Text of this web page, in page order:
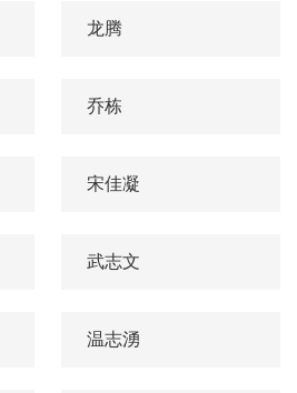
龙腾
乔栋
宋佳凝
武志文
温志湧